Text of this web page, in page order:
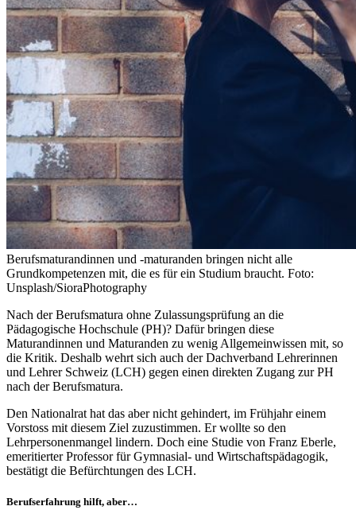
Berufsmaturandinnen und -maturanden bringen nicht alle
Grundkompetenzen mit, die es für ein Studium braucht. Foto:
Unsplash/SioraPhotography
Nach der Berufsmatura ohne Zulassungsprüfung an die
Pädagogische Hochschule (PH)? Dafür bringen diese
Maturandinnen und Maturanden zu wenig Allgemeinwissen mit, so
die Kritik. Deshalb wehrt sich auch der Dachverband Lehrerinnen
und Lehrer Schweiz (LCH) gegen einen direkten Zugang zur PH
nach der Berufsmatura.
Den Nationalrat hat das aber nicht gehindert, im Frühjahr einem
Vorstoss mit diesem Ziel zuzustimmen. Er wollte so den
Lehrpersonenmangel lindern. Doch eine Studie von Franz Eberle,
emeritierter Professor für Gymnasial- und Wirtschaftspädagogik,
bestätigt die Befürchtungen des LCH.
Berufserfahrung hilft, aber…